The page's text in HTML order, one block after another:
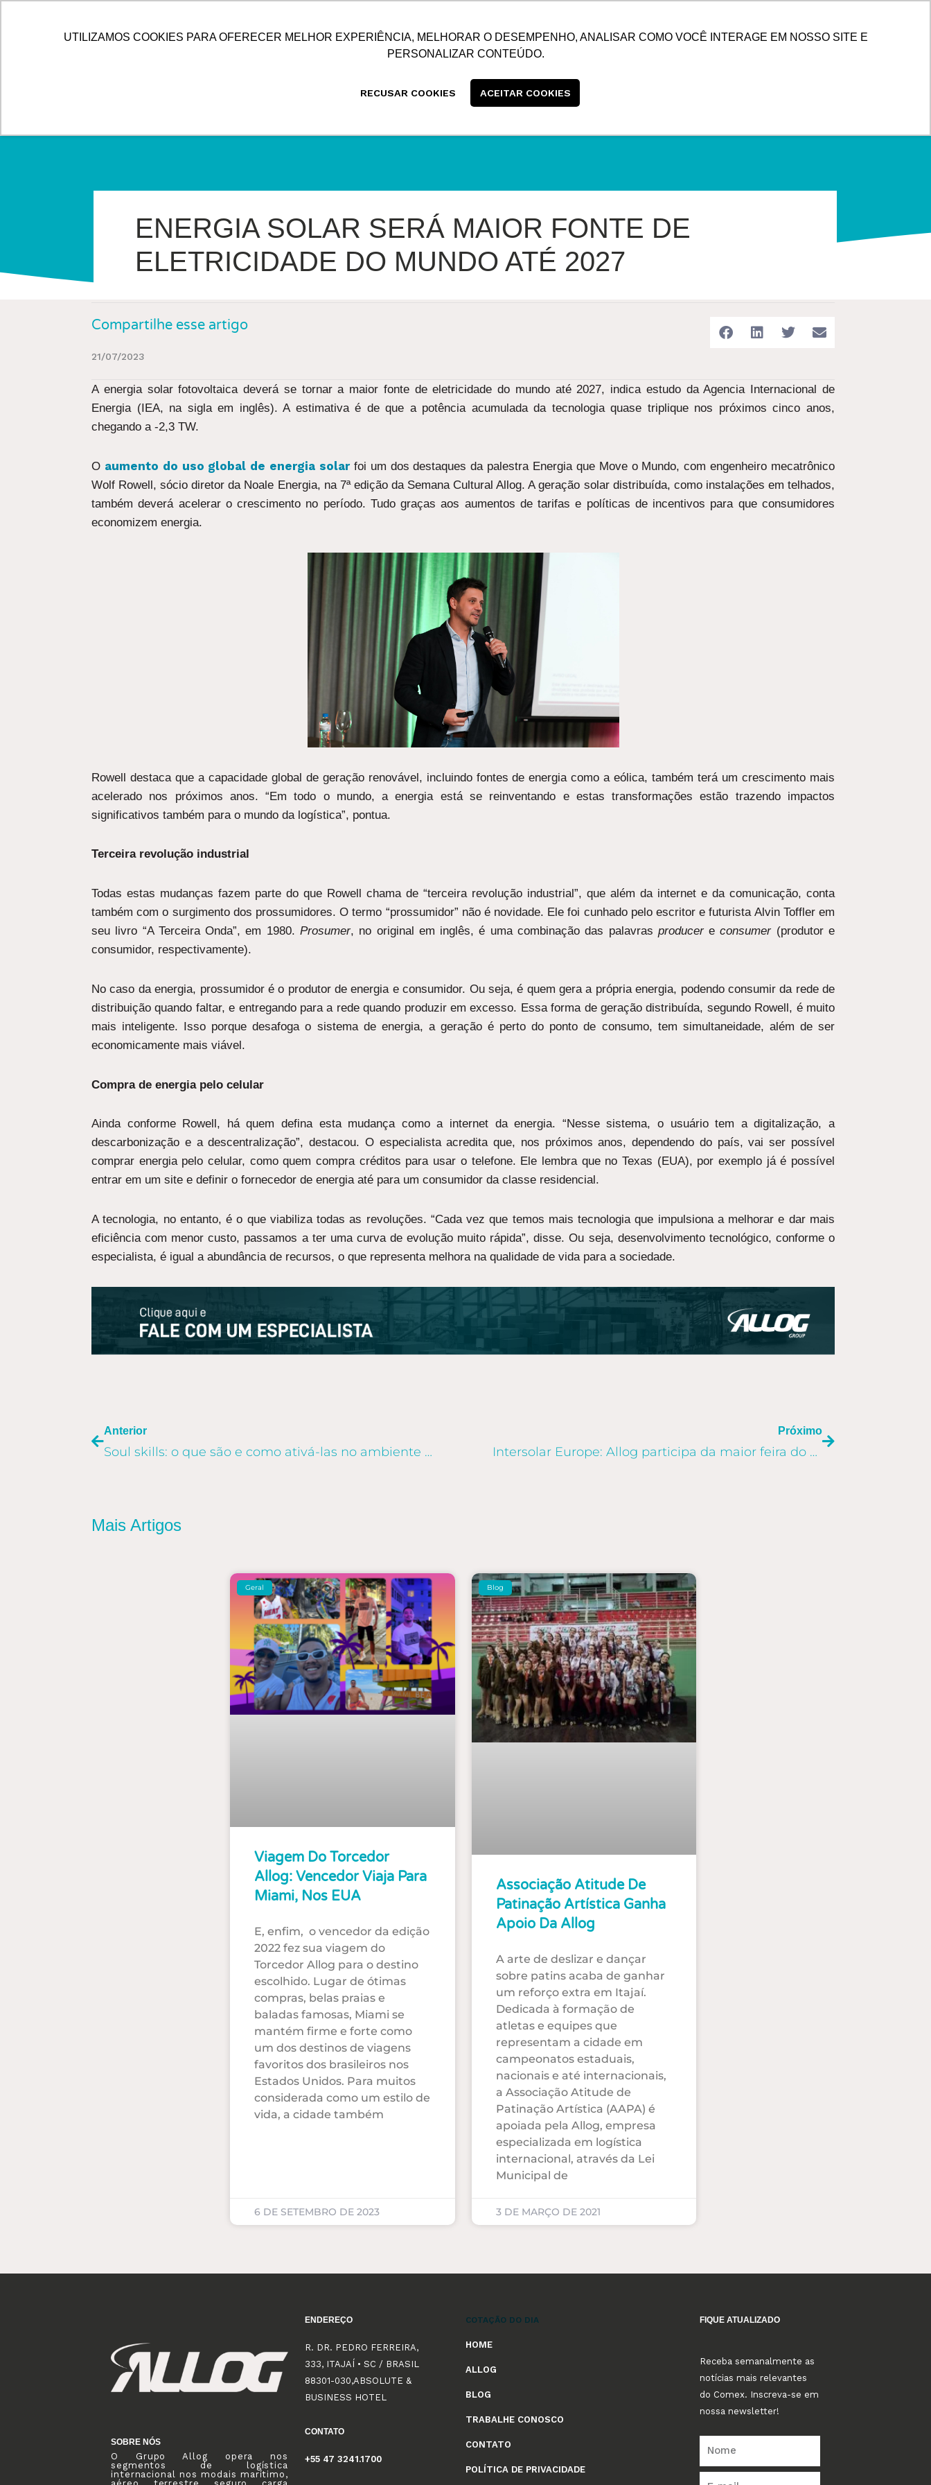
UTILIZAMOS COOKIES PARA OFERECER MELHOR EXPERIÊNCIA, MELHORAR O DESEMPENHO, ANALISAR COMO VOCÊ INTERAGE EM NOSSO SITE E
PERSONALIZAR CONTEÚDO.
RECUSAR COOKIES ACEITAR COOKIES
HOME ALLOG SOLUÇÕES SUSTENTABILIDADE BLOG CONTATO CENTRAL DE CLIENTES
ENERGIA SOLAR SERÁ MAIOR FONTE DE
ELETRICIDADE DO MUNDO ATÉ 2027
Compartilhe esse artigo
21/07/2023
A energia solar fotovoltaica deverá se tornar a maior fonte de eletricidade do mundo até 2027, indica estudo da Agencia Internacional de
Energia (IEA, na sigla em inglês). A estimativa é de que a potência acumulada da tecnologia quase triplique nos próximos cinco anos,
chegando a -2,3 TW.
O aumento do uso global de energia solar foi um dos destaques da palestra Energia que Move o Mundo, com engenheiro mecatrônico
Wolf Rowell, sócio diretor da Noale Energia, na 7ª edição da Semana Cultural Allog. A geração solar distribuída, como instalações em telhados,
também deverá acelerar o crescimento no período. Tudo graças aos aumentos de tarifas e políticas de incentivos para que consumidores
economizem energia.
Rowell destaca que a capacidade global de geração renovável, incluindo fontes de energia como a eólica, também terá um crescimento mais
acelerado nos próximos anos. “Em todo o mundo, a energia está se reinventando e estas transformações estão trazendo impactos
significativos também para o mundo da logística”, pontua.
Terceira revolução industrial
Todas estas mudanças fazem parte do que Rowell chama de “terceira revolução industrial”, que além da internet e da comunicação, conta
também com o surgimento dos prossumidores. O termo “prossumidor” não é novidade. Ele foi cunhado pelo escritor e futurista Alvin Toffler em
seu livro “A Terceira Onda”, em 1980. Prosumer, no original em inglês, é uma combinação das palavras producereconsumer (produtor e
consumidor, respectivamente).
No caso da energia, prossumidor é o produtor de energia e consumidor. Ou seja, é quem gera a própria energia, podendo consumir da rede de
distribuição quando faltar, e entregando para a rede quando produzir em excesso. Essa forma de geração distribuída, segundo Rowell, é muito
mais inteligente. Isso porque desafoga o sistema de energia, a geração é perto do ponto de consumo, tem simultaneidade, além de ser
economicamente mais viável.
Compra de energia pelo celular
Ainda conforme Rowell, há quem defina esta mudança como a internet da energia. “Nesse sistema, o usuário tem a digitalização, a
descarbonização e a descentralização”, destacou. O especialista acredita que, nos próximos anos, dependendo do país, vai ser possível
comprar energia pelo celular, como quem compra créditos para usar o telefone. Ele lembra que no Texas (EUA), por exemplo já é possível
entrar em um site e definir o fornecedor de energia até para um consumidor da classe residencial.
A tecnologia, no entanto, é o que viabiliza todas as revoluções. “Cada vez que temos mais tecnologia que impulsiona a melhorar e dar mais
eficiência com menor custo, passamos a ter uma curva de evolução muito rápida”, disse. Ou seja, desenvolvimento tecnológico, conforme o
especialista, é igual a abundância de recursos, o que representa melhora na qualidade de vida para a sociedade.
Anterior
Soul skills: o que são e como ativá-las no ambiente corporativo?
Próximo
Intersolar Europe: Allog participa da maior feira do setor no mundo
Mais Artigos
Geral
Viagem Do Torcedor
Allog: Vencedor Viaja Para
Miami, Nos EUA
E, enfim, o vencedor da edição
2022 fez sua viagem do
Torcedor Allog para o destino
escolhido. Lugar de ótimas
compras, belas praias e
baladas famosas, Miami se
mantém firme e forte como
um dos destinos de viagens
favoritos dos brasileiros nos
Estados Unidos. Para muitos
considerada como um estilo de
vida, a cidade também
6 DE SETEMBRO DE 2023
Blog
Associação Atitude De
Patinação Artística Ganha
Apoio Da Allog
A arte de deslizar e dançar
sobre patins acaba de ganhar
um reforço extra em Itajaí.
Dedicada à formação de
atletas e equipes que
representam a cidade em
campeonatos estaduais,
nacionais e até internacionais,
a Associação Atitude de
Patinação Artística (AAPA) é
apoiada pela Allog, empresa
especializada em logística
internacional, através da Lei
Municipal de
3 DE MARÇO DE 2021
SOBRE NÓS
O Grupo Allog opera nos
segmentos de logística
internacional nos modais marítimo,
ENDEREÇO
R. DR. PEDRO FERREIRA,
333, ITAJAÍ • SC / BRASIL
88301-030,ABSOLUTE &
BUSINESS HOTEL
CONTATO
+55 47 3241.1700
COTAÇÃO DO DIA
HOME
ALLOG
BLOG
TRABALHE CONOSCO
CONTATO
POLÍTICA DE PRIVACIDADE
FIQUE ATUALIZADO
Receba semanalmente as
notícias mais relevantes
do Comex. Inscreva-se em
nossa newsletter!